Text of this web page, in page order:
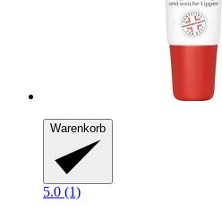
Warenkorb
5.0 (1)